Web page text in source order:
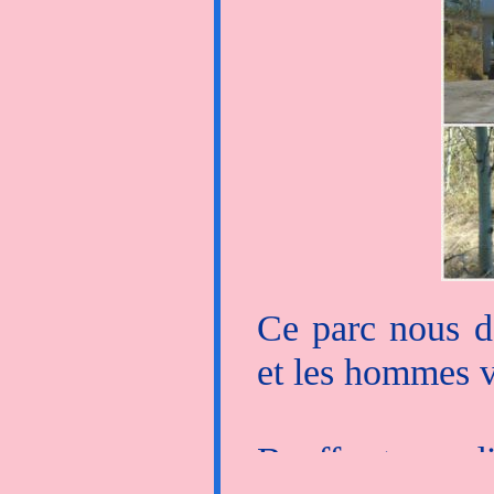
Ce parc nous
et les hommes
Banff est
hum...
congénère se
pour laisser
à la fois
plus ! Mais